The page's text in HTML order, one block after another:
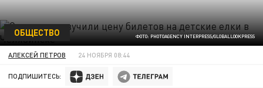
ФОТО: PHOTOAGENCY INTERPRESS/GLOBALLOOKPRESS
ОБЩЕСТВО
АЛЕКСЕЙ ПЕТРОВ 24 НОЯБРЯ 08:44
ПОДПИШИТЕСЬ: